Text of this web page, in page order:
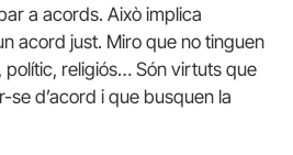
a acords. Això implica
acord just. Miro que no tinguen
polític, religiós… Són virtuts que
se d’acord i que busquen la